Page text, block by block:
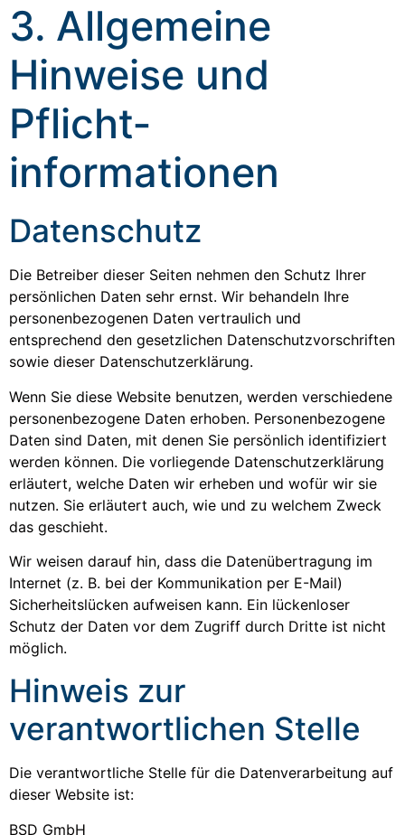
3. Allgemeine
Hinweise und
Pflicht­
informationen
Datenschutz
Die Betreiber dieser Seiten nehmen den Schutz Ihrer
persönlichen Daten sehr ernst. Wir behandeln Ihre
personenbezogenen Daten vertraulich und
entsprechend den gesetzlichen Datenschutzvorschriften
sowie dieser Datenschutzerklärung.
Wenn Sie diese Website benutzen, werden verschiedene
personenbezogene Daten erhoben. Personenbezogene
Daten sind Daten, mit denen Sie persönlich identifiziert
werden können. Die vorliegende Datenschutzerklärung
erläutert, welche Daten wir erheben und wofür wir sie
nutzen. Sie erläutert auch, wie und zu welchem Zweck
das geschieht.
Wir weisen darauf hin, dass die Datenübertragung im
Internet (z. B. bei der Kommunikation per E-Mail)
Sicherheitslücken aufweisen kann. Ein lückenloser
Schutz der Daten vor dem Zugriff durch Dritte ist nicht
möglich.
Hinweis zur
verantwortlichen Stelle
Die verantwortliche Stelle für die Datenverarbeitung auf
dieser Website ist:
BSD GmbH